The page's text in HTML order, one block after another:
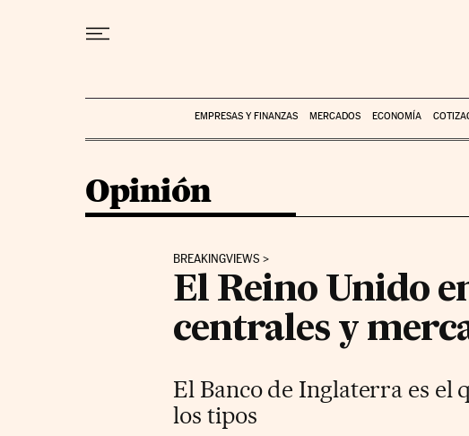
EMPRESAS Y FINANZAS MERCADOS ECONOMÍA
Opinión
BREAKINGVIEWS
El Reino Unido
centrales y
El Banco de Inglaterra es el
los tipos